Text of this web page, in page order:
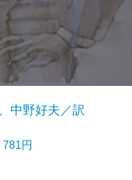
中野好夫／訳
781円